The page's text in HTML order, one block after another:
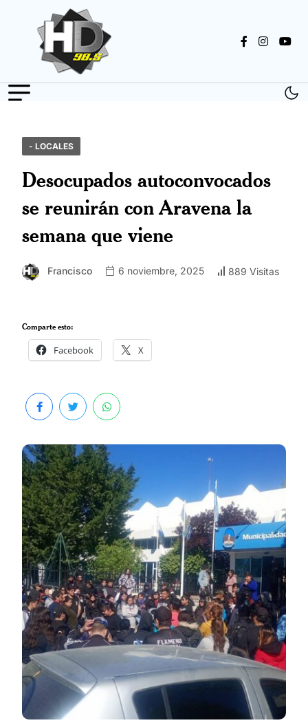
- LOCALES
Desocupados autoconvocados
se reunirán con Aravena la
semana que viene
Francisco 6 noviembre, 2025 889 Visitas
Comparte esto:
Facebook X